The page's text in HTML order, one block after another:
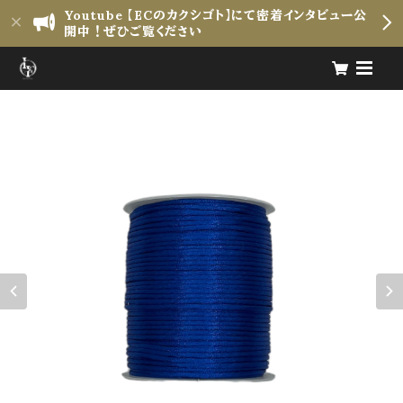
Youtube 【ECのカクシゴト】にて密着インタビュー公
開中！ぜひご覧ください